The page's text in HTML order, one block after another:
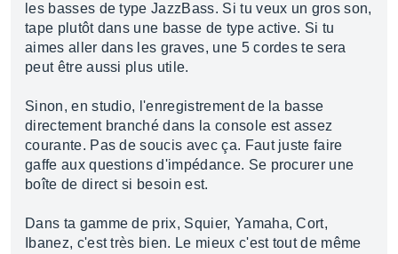
les basses de type JazzBass. Si tu veux un gros son,
tape plutôt dans une basse de type active. Si tu
aimes aller dans les graves, une 5 cordes te sera
peut être aussi plus utile.
Sinon, en studio, l'enregistrement de la basse
directement branché dans la console est assez
courante. Pas de soucis avec ça. Faut juste faire
gaffe aux questions d'impédance. Se procurer une
boîte de direct si besoin est.
Dans ta gamme de prix, Squier, Yamaha, Cort,
Ibanez, c'est très bien. Le mieux c'est tout de même